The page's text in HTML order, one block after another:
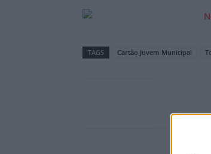
TAGS Cartão Jovem Municipal